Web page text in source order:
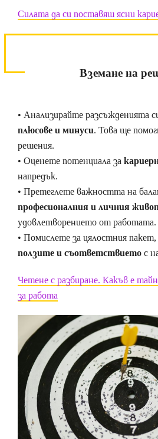
Силата да си поставяш ясни
Вземане на
• Анализирайте разсъжденията
плюсове и минуси. Това ще
решения.
• Оценете потенциала за
напредък.
• Претеглете важността на
професионалния и личния
удовлетворението от работата.
• Помислете за цялостния
ползите и съответствиетос
Четене с разбиране. Какъв е
за работа